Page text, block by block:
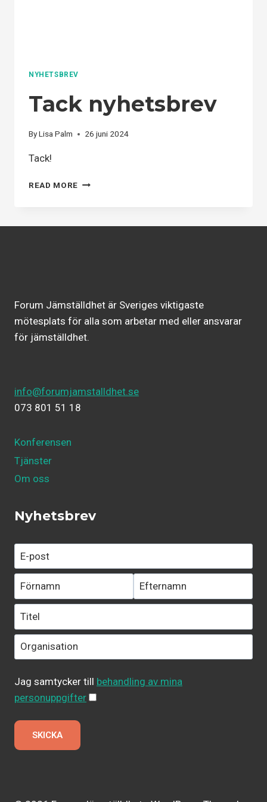
NYHETSBREV
Tack nyhetsbrev
ByLisa Palm 26 juni 2024
Tack!
READ MORE TACK
Forum Jämställdhet är Sveriges viktigaste
mötesplats för alla som arbetar med eller ansvarar
för jämställdhet.
info@forumjamstalldhet.se
073 801 51 18
Konferensen
Tjänster
Om oss
Nyhetsbrev
Jag samtycker till behandling av mina
personuppgifter